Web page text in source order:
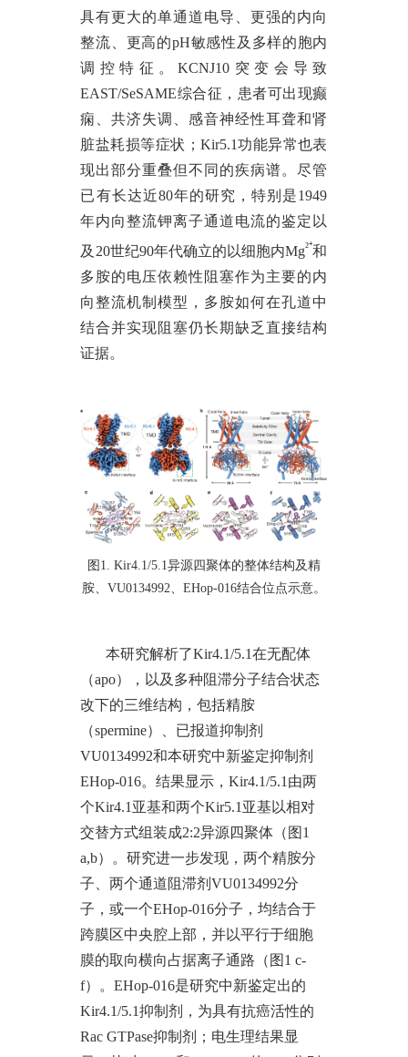
具有更大的单通道电导、更强的内向
整流、更高的pH敏感性及多样的胞内
调控特征。KCNJ10突变会导致
EAST/SeSAME综合征，患者可出现癫
痫、共济失调、感音神经性耳聋和肾
脏盐耗损等症状；Kir5.1功能异常也表
现出部分重叠但不同的疾病谱。尽管
已有长达近80年的研究，特别是1949
年内向整流钾离子通道电流的鉴定以
及20世纪90年代确立的以细胞内Mg²⁺和
多胺的电压依赖性阻塞作为主要的内
向整流机制模型，多胺如何在孔道中
结合并实现阻塞仍长期缺乏直接结构
证据。
图 1. Kir4.1/5.1异源四聚体的整体结构及精
胺、VU0134992、EHop-016结合位点示意。
本研究解析了Kir4.1/5.1在无配体
（apo），以及多种阻滞分子结合状态
改下的三维结构，包括精胺
（spermine）、已报道抑制剂
VU0134992和本研究中新鉴定抑制剂
EHop-016。结果显示，Kir4.1/5.1由两
个Kir4.1亚基和两个Kir5.1亚基以相对
交替方式组装成2:2异源四聚体（图1
a,b）。研究进一步发现，两个精胺分
子、两个通道阻滞剂VU0134992分
子，或一个EHop-016分子，均结合于
跨膜区中央腔上部，并以平行于细胞
膜的取向横向占据离子通路（图1 c-
f）。EHop-016是研究中新鉴定出的
Kir4.1/5.1抑制剂，为具有抗癌活性的
Rac GTPase抑制剂；电生理结果显